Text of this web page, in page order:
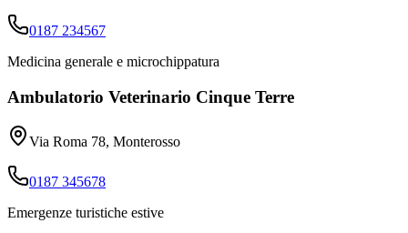
0187 234567
Medicina generale e microchippatura
Ambulatorio Veterinario Cinque Terre
Via Roma 78, Monterosso
0187 345678
Emergenze turistiche estive